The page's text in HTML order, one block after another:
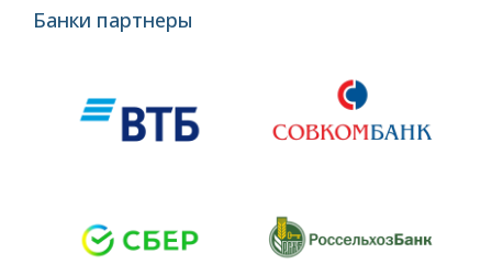
Банки партнеры